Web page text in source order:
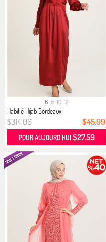
6 8 10 12
Habillé Hijab Bordeaux
$314.00 $45.99
POUR AUJOURD HUI$27.59